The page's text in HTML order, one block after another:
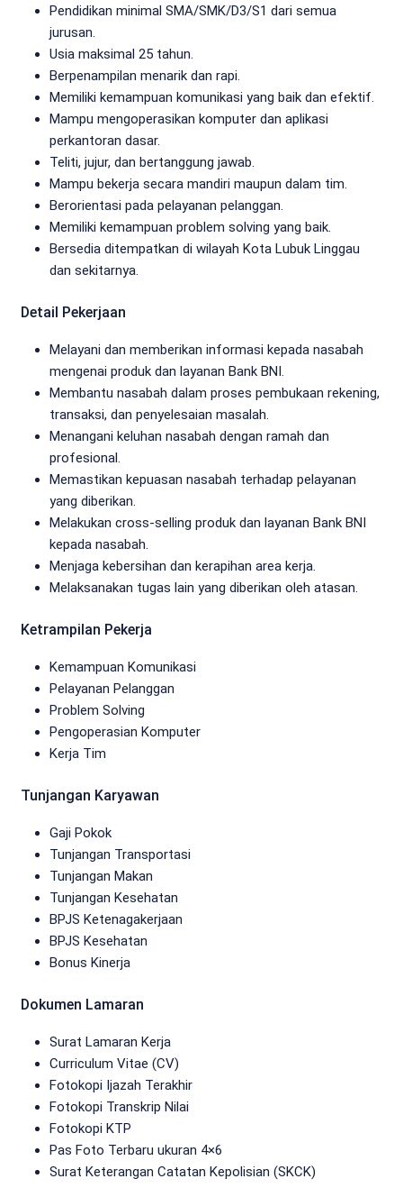
Pendidikan minimal SMA/SMK/D3/S1 dari semua
jurusan.
Usia maksimal 25 tahun.
Berpenampilan menarik dan rapi.
Memiliki kemampuan komunikasi yang baik dan efektif.
Mampu mengoperasikan komputer dan aplikasi
perkantoran dasar.
Teliti, jujur, dan bertanggung jawab.
Mampu bekerja secara mandiri maupun dalam tim.
Berorientasi pada pelayanan pelanggan.
Memiliki kemampuan problem solving yang baik.
Bersedia ditempatkan di wilayah Kota Lubuk Linggau
dan sekitarnya.
Detail Pekerjaan
Melayani dan memberikan informasi kepada nasabah
mengenai produk dan layanan Bank BNI.
Membantu nasabah dalam proses pembukaan rekening,
transaksi, dan penyelesaian masalah.
Menangani keluhan nasabah dengan ramah dan
profesional.
Memastikan kepuasan nasabah terhadap pelayanan
yang diberikan.
Melakukan cross-selling produk dan layanan Bank BNI
kepada nasabah.
Menjaga kebersihan dan kerapihan area kerja.
Melaksanakan tugas lain yang diberikan oleh atasan.
Ketrampilan Pekerja
Kemampuan Komunikasi
Pelayanan Pelanggan
Problem Solving
Pengoperasian Komputer
Kerja Tim
Tunjangan Karyawan
Gaji Pokok
Tunjangan Transportasi
Tunjangan Makan
Tunjangan Kesehatan
BPJS Ketenagakerjaan
BPJS Kesehatan
Bonus Kinerja
Dokumen Lamaran
Surat Lamaran Kerja
Curriculum Vitae (CV)
Fotokopi Ijazah Terakhir
Fotokopi Transkrip Nilai
Fotokopi KTP
Pas Foto Terbaru ukuran 4×6
Surat Keterangan Catatan Kepolisian (SKCK)